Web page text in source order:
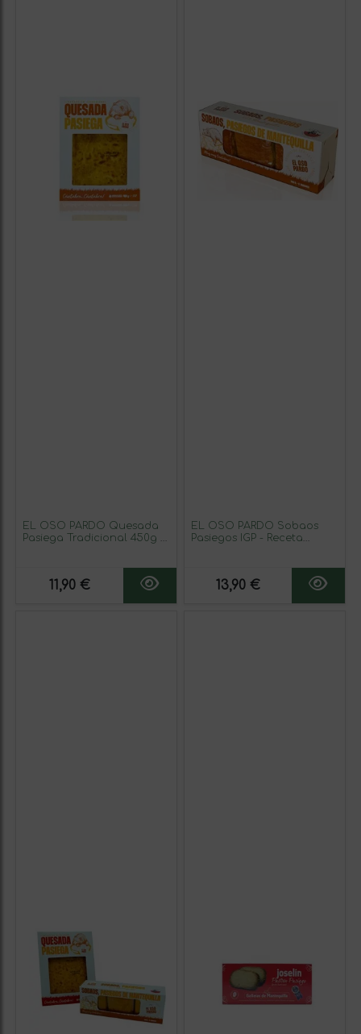
EL OSO PARDO Quesada
Pasiega Tradicional 450g –
11,90 €
EL OSO PARDO Sobaos
Pasiegos IGP - Receta
uds. Envasado Individual,
Tamaño Mediano, Caja
13,90 €